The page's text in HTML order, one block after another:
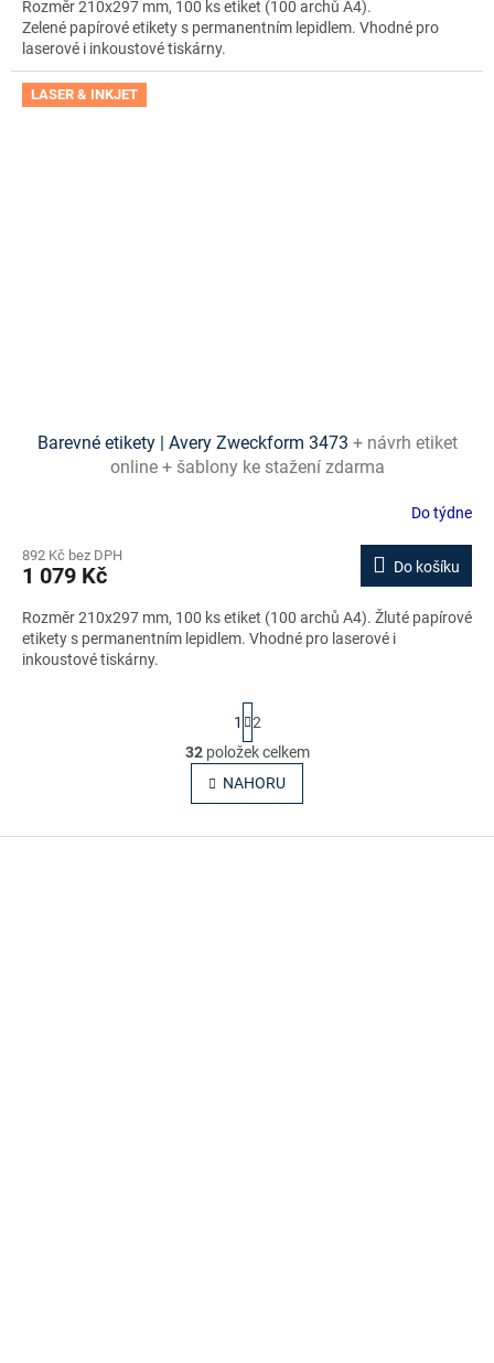
Rozměr 210x297 mm, 100 ks etiket (100 archů A4).
Zelené papírové etikety s permanentním lepidlem. Vhodné pro
laserové i inkoustové tiskárny.
LASER & INKJET
Barevné etikety | Avery Zweckform 3473 + návrh etiket
online + šablony ke stažení zdarma
Do týdne
892 Kč bez DPH
1 079 Kč Do košíku
Rozměr 210x297 mm, 100 ks etiket (100 archů A4). Žluté papírové
etikety s permanentním lepidlem. Vhodné pro laserové i
inkoustové tiskárny.
O
v
l
t
r
á
n
k
v
1
2
32položek celkem
NAHORU